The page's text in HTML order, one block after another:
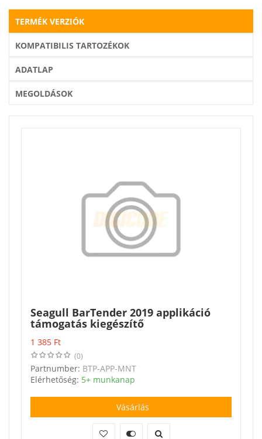
TERMÉK VERZIÓK
KOMPATIBILIS TARTOZÉKOK
ADATLAP
MEGOLDÁSOK
Seagull BarTender 2019 applikáció
támogatás kiegészítő
1 385 Ft
(0)
Partnumber: BTP-APP-MNT
Elérhetőség: 5+ munkanap
Vásárlás